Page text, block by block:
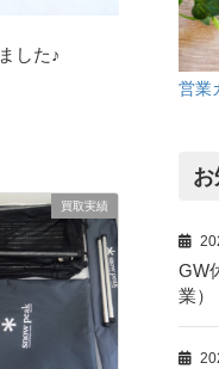
した♪
買取実績
営業
GW
業）